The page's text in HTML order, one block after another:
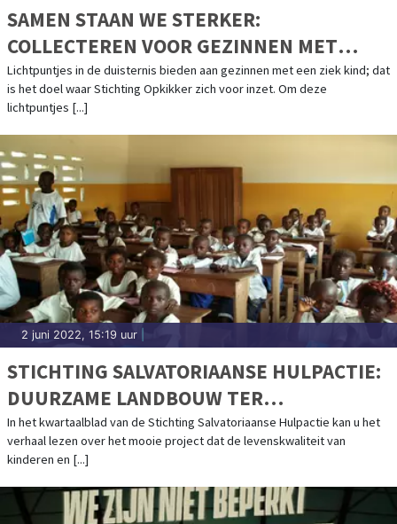
SAMEN STAAN WE STERKER:
COLLECTEREN VOOR GEZINNEN MET
ZIEKE KINDEREN IN NEDERLAND!
Lichtpuntjes in de duisternis bieden aan gezinnen met een ziek kind; dat
is het doel waar Stichting Opkikker zich voor inzet. Om deze
lichtpuntjes [...]
2 juni 2022, 15:19 uur
STICHTING SALVATORIAANSE HULPACTIE:
DUURZAME LANDBOUW TER
BESCHERMING VAN HET REGENWOUD
In het kwartaalblad van de Stichting Salvatoriaanse Hulpactie kan u het
verhaal lezen over het mooie project dat de levenskwaliteit van
kinderen en [...]